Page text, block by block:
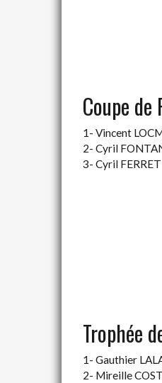
Coupe de
1- Vincent
2- Cyril
3- Cyril FERRET
Trophée
1- Gauthier
2- Mireille